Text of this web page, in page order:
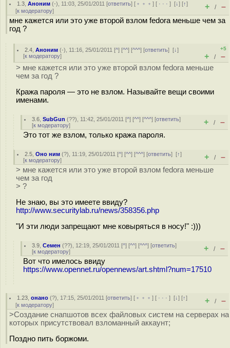
1.3 ,Аноним (-), 11:03, 25/01/2011 [ответить] [ ﹢﹢﹢] [ · · ·][↓] [↑]
[к модератору] + / –
мне кажется или это уже второй взлом fedora меньше чем за
год ?
2.4 ,Аноним (-), 11:16, 25/01/2011 [^] [^^] [^^^] [ответить][↓]
[к модератору]
+5
+ / –
> мне кажется или это уже второй взлом fedora меньше
чем за год ?
Кража пароля — это не взлом. Называйте вещи своими
именами.
3.6 ,SubGun (??), 11:42, 25/01/2011 [^] [^^] [^^^] [ответить]
[к модератору] + / –
Это тот же взлом, только кража пароля.
2.5 ,Оно ним (?), 11:19, 25/01/2011 [^] [^^] [^^^] [ответить][↑]
[к модератору] + / –
> мне кажется или это уже второй взлом fedora меньше
чем за год
> ?
Не знаю, вы это имеете ввиду?
http://www.securitylab.ru/news/358356.php
"И эти люди запрещают мне ковыряться в носу!" :)))
3.9 ,Семен (??), 12:19, 25/01/2011 [^] [^^] [^^^] [ответить]
[к модератору] + / –
Вот что имелось ввиду
https://www.opennet.ru/opennews/art.shtml?num=17510
1.23 ,онано (?), 17:15, 25/01/2011 [ответить] [ ﹢﹢﹢] [ · · ·][↓] [↑]
[к модератору] + / –
>Создание снапшотов всех файловых систем на серверах на
которых присутствовал взломанный аккаунт;
Поздно пить боржоми.